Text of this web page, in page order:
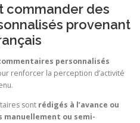
commander des
provenant
personnalisés
renforcer la perception d’activité
sont rédigés à l’avance ou
manuellement ou semi-